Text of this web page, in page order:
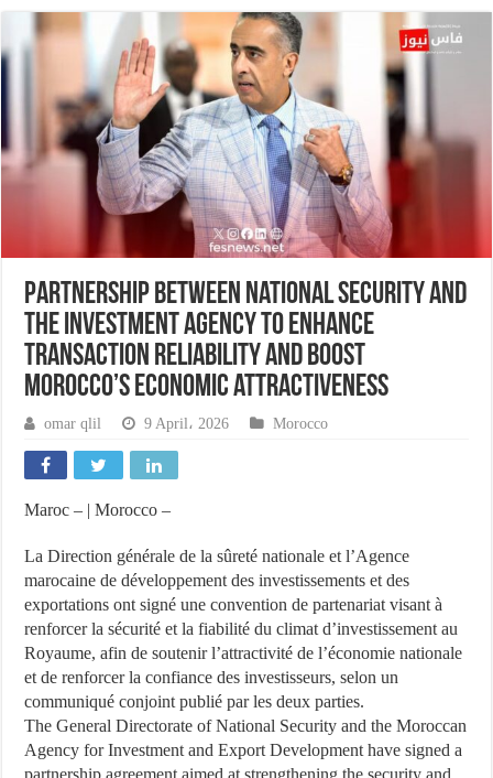
Partnership between National Security and
the Investment Agency to enhance
transaction reliability and boost
Morocco’s economic attractiveness
omar qlil 9 April، 2026 Morocco
Maroc – | Morocco –
La Direction générale de la sûreté nationale et l’Agence
marocaine de développement des investissements et des
exportations ont signé une convention de partenariat visant à
renforcer la sécurité et la fiabilité du climat d’investissement au
Royaume, afin de soutenir l’attractivité de l’économie nationale
et de renforcer la confiance des investisseurs, selon un
communiqué conjoint publié par les deux parties.
The General Directorate of National Security and the Moroccan
Agency for Investment and Export Development have signed a
partnership agreement aimed at strengthening the security and